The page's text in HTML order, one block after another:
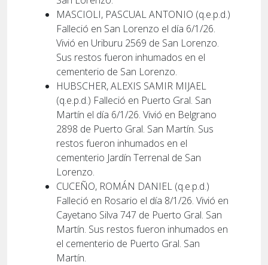
MASCIOLI, PASCUAL ANTONIO (q.e.p.d.)
Falleció en San Lorenzo el día 6/1/26.
Vivió en Uriburu 2569 de San Lorenzo.
Sus restos fueron inhumados en el
cementerio de San Lorenzo.
HUBSCHER, ALEXIS SAMIR MIJAEL
(q.e.p.d.) Falleció en Puerto Gral. San
Martín el día 6/1/26. Vivió en Belgrano
2898 de Puerto Gral. San Martín. Sus
restos fueron inhumados en el
cementerio Jardín Terrenal de San
Lorenzo.
CUCEÑO, ROMÁN DANIEL (q.e.p.d.)
Falleció en Rosario el día 8/1/26. Vivió en
Cayetano Silva 747 de Puerto Gral. San
Martín. Sus restos fueron inhumados en
el cementerio de Puerto Gral. San
Martín.